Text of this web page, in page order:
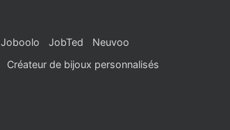
Joboolo JobTed
Neuvoo
Créateur de bijoux personnalisés